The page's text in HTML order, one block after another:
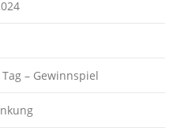
– Gewinnspiel